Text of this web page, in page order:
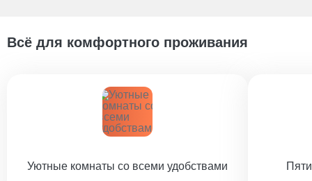
Всё для комфортного проживания
Уютные комнаты со всеми удобствами